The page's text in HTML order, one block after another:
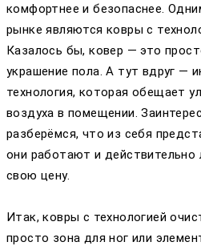
комфортнее и безопаснее.
рынке являются ковры с
Казалось бы, ковер — это
украшение пола. А тут вдруг —
технология, которая обещает
воздуха в помещении.
разберёмся, что из себя
они работают и
свою цену.
Итак, ковры с технологией
просто зона для ног или